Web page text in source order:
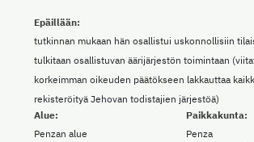
Alue:
Penzan alue
Paikkakunta:
Penza
Epäillään:
tutkinnan mukaan hän osallistui uskonnollisiin
tulkitaan osallistuvan äärijärjestön toimintaan
korkeimman oikeuden päätökseen lakkauttaa
rekisteröityä Jehovan todistajien järjestöä)